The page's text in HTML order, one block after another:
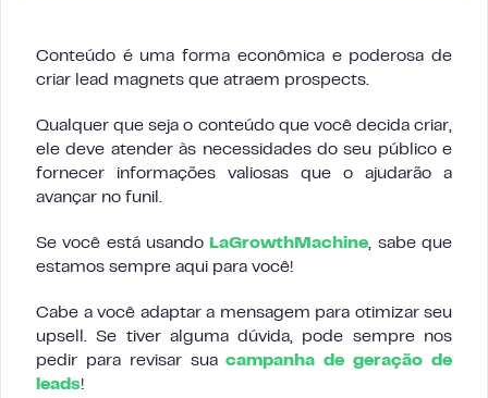
Conteúdo é uma forma econômica e poderosa de
criar lead magnets que atraem prospects.
Qualquer que seja o conteúdo que você decida criar,
ele deve atender às necessidades do seu público e
fornecer informações valiosas que o ajudarão a
avançar no funil.
Se você está usando LaGrowthMachine, sabe que
estamos sempre aqui para você!
Cabe a você adaptar a mensagem para otimizar seu
upsell. Se tiver alguma dúvida, pode sempre nos
pedir para revisar suacampanha de geração de
leads!